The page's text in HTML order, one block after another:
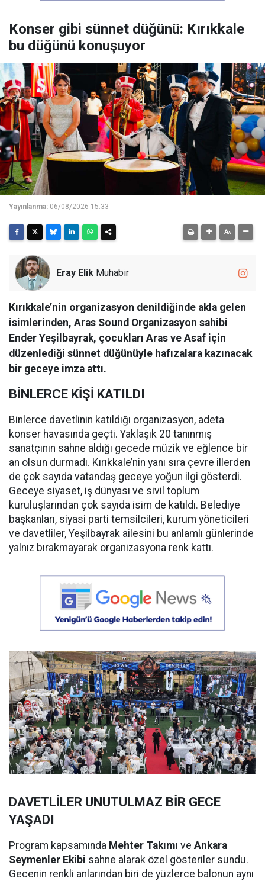
Konser gibi sünnet düğünü: Kırıkkale
bu düğünü konuşuyor
Yayınlanma: 06/08/2026 15:33
Eray Elik Muhabir
Kırıkkale’nin organizasyon denildiğinde akla gelen
isimlerinden, Aras Sound Organizasyon sahibi
Ender Yeşilbayrak, çocukları Aras ve Asaf için
düzenlediği sünnet düğünüyle hafızalara kazınacak
bir geceye imza attı.
BİNLERCE KİŞİ KATILDI
Binlerce davetlinin katıldığı organizasyon, adeta
konser havasında geçti. Yaklaşık 20 tanınmış
sanatçının sahne aldığı gecede müzik ve eğlence bir
an olsun durmadı. Kırıkkale’nin yanı sıra çevre illerden
de çok sayıda vatandaş geceye yoğun ilgi gösterdi.
Geceye siyaset, iş dünyası ve sivil toplum
kuruluşlarından çok sayıda isim de katıldı. Belediye
başkanları, siyasi parti temsilcileri, kurum yöneticileri
ve davetliler, Yeşilbayrak ailesini bu anlamlı günlerinde
yalnız bırakmayarak organizasyona renk kattı.
DAVETLİLER UNUTULMAZ BİR GECE
YAŞADI
Program kapsamında Mehter Takımı ve Ankara
Seymenler Ekibi sahne alarak özel gösteriler sundu.
Gecenin renkli anlarından biri de yüzlerce balonun aynı